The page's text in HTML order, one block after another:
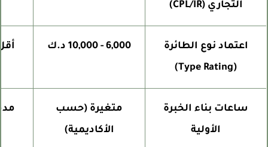
التجاري (CPL/IR)
اعتماد نوع الطائرة
6,000 - 10,000 د.ك أقل
ساعات بناء الخبرة
الأولية
متغيرة (حسب
الأكاديمية)